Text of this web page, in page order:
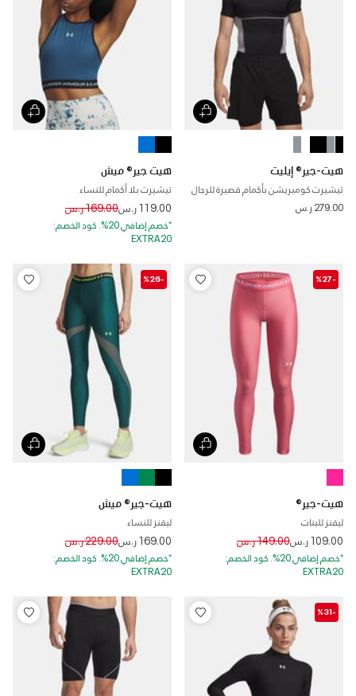
هيت-جير® إيليت
تيشيرت كومبريشن بأكمام قصيرة للرجال
279.00 ر.س
هيت جير® ميش
تيشيرت بلا أكمام للنساء
119.00 ر.س Price reduced from
169.00 ر.س to
*خصم إضافي 20%. كود الخصم:
EXTRA20
-%27
هيت-جير®
ليقنز للبنات
109.00 ر.س Price reduced from
149.00 ر.س to
*خصم إضافي 20%. كود الخصم:
EXTRA20
-%26
هيت-جير® ميش
ليقنز للنساء
169.00 ر.س Price reduced from
229.00 ر.س to
*خصم إضافي 20%. كود الخصم:
EXTRA20
-%31